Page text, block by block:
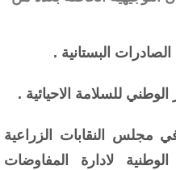
مجلس النقابات الزراعية
لادارة المفاوضات